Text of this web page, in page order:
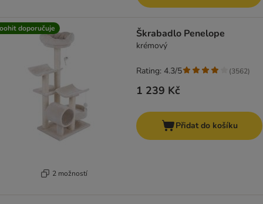
doporučuje
2 možností
Škrabadlo Penelope
krémový
1 239 Kč
Rating: 4.3/5 (3562)
Přidat do košíku